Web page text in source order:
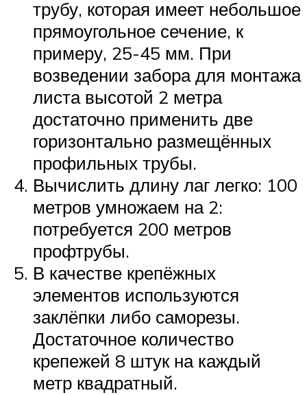
трубу, которая имеет небольшое
прямоугольное сечение, к
примеру, 25-45 мм. При
возведении забора для монтажа
листа высотой 2 метра
достаточно применить две
горизонтально размещённых
профильных трубы.
Вычислить длину лаг легко: 100
метров умножаем на 2:
потребуется 200 метров
профтрубы.
В качестве крепёжных
элементов используются
заклёпки либо саморезы.
Достаточное количество
крепежей 8 штук на каждый
метр квадратный.